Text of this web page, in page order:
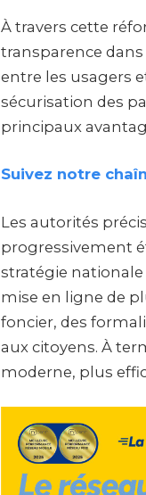
À travers cette
transparence
entre les usagers
sécurisation des
principaux
Suivez notre
Les autorités
progressivement
stratégie
mise en ligne de
foncier, des
aux citoyens. À
moderne, plus